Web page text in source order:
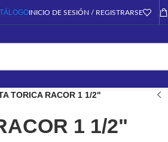
INICIO DE SESIÓN / REGISTRARSE
TORICA RACOR 1 1/2"
1 1/2"